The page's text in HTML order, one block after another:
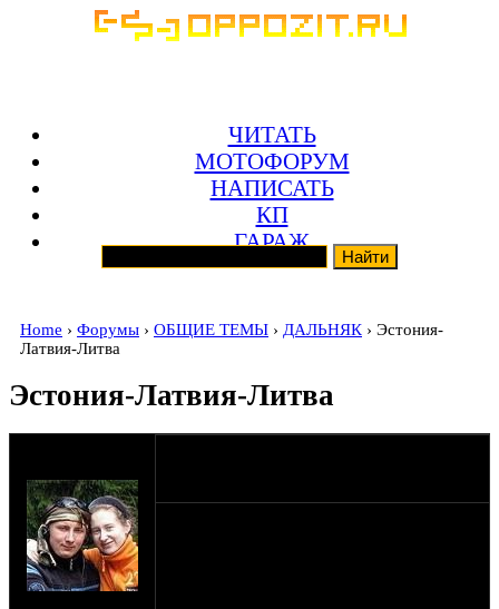
ЧИТАТЬ
МОТОФОРУМ
НАПИСАТЬ
КП
ГАРАЖ
Home › Форумы › ОБЩИЕ ТЕМЫ › ДАЛЬНЯК › Эстония-
Латвия-Литва
Эстония-Латвия-Литва